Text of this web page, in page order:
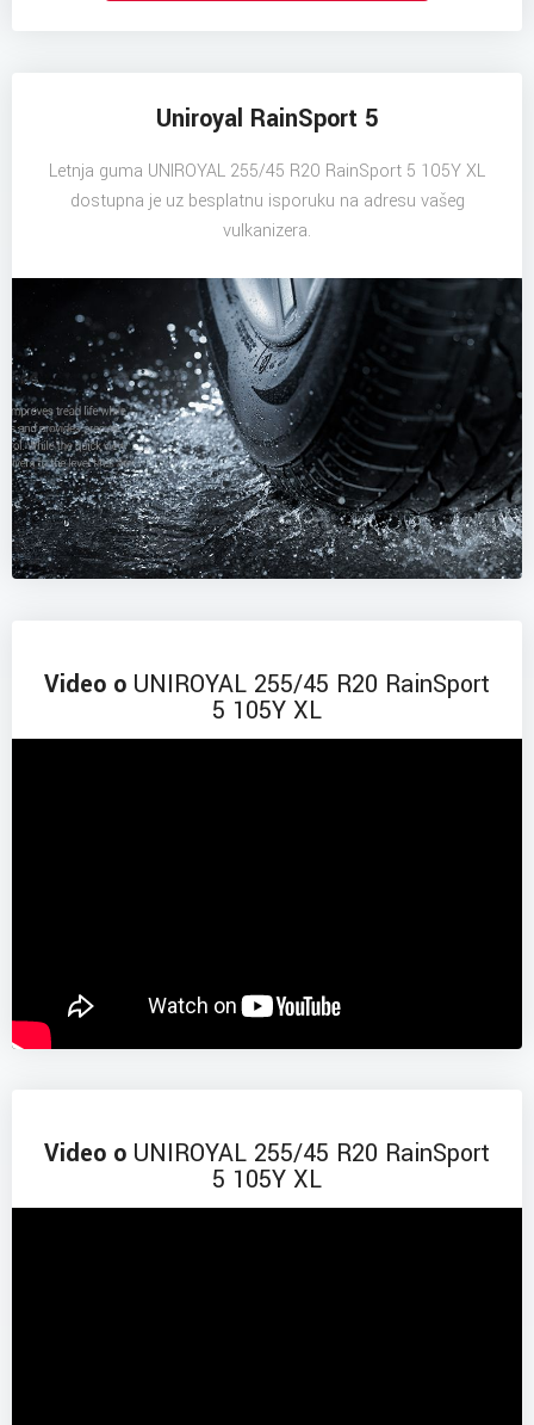
Uniroyal RainSport 5
Letnja guma UNIROYAL 255/45 R20 RainSport 5 105Y XL
dostupna je uz besplatnu isporuku na adresu vašeg
vulkanizera.
Video o UNIROYAL 255/45 R20 RainSport
5 105Y XL
Video o UNIROYAL 255/45 R20 RainSport
5 105Y XL